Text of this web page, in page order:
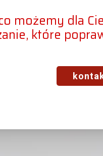
możemy dla
które